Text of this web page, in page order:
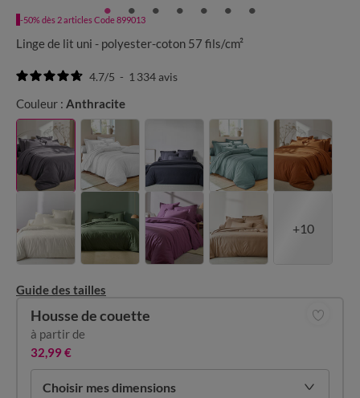
-50% dès 2 articles Code 899013
Linge de lit uni - polyester-coton 57 fils/cm²
4.7/5 - 1 334avis
Couleur : Anthracite
+10
Guide des tailles
Choisir mes dimensions
Housse de couette
à partir de
32,99 €